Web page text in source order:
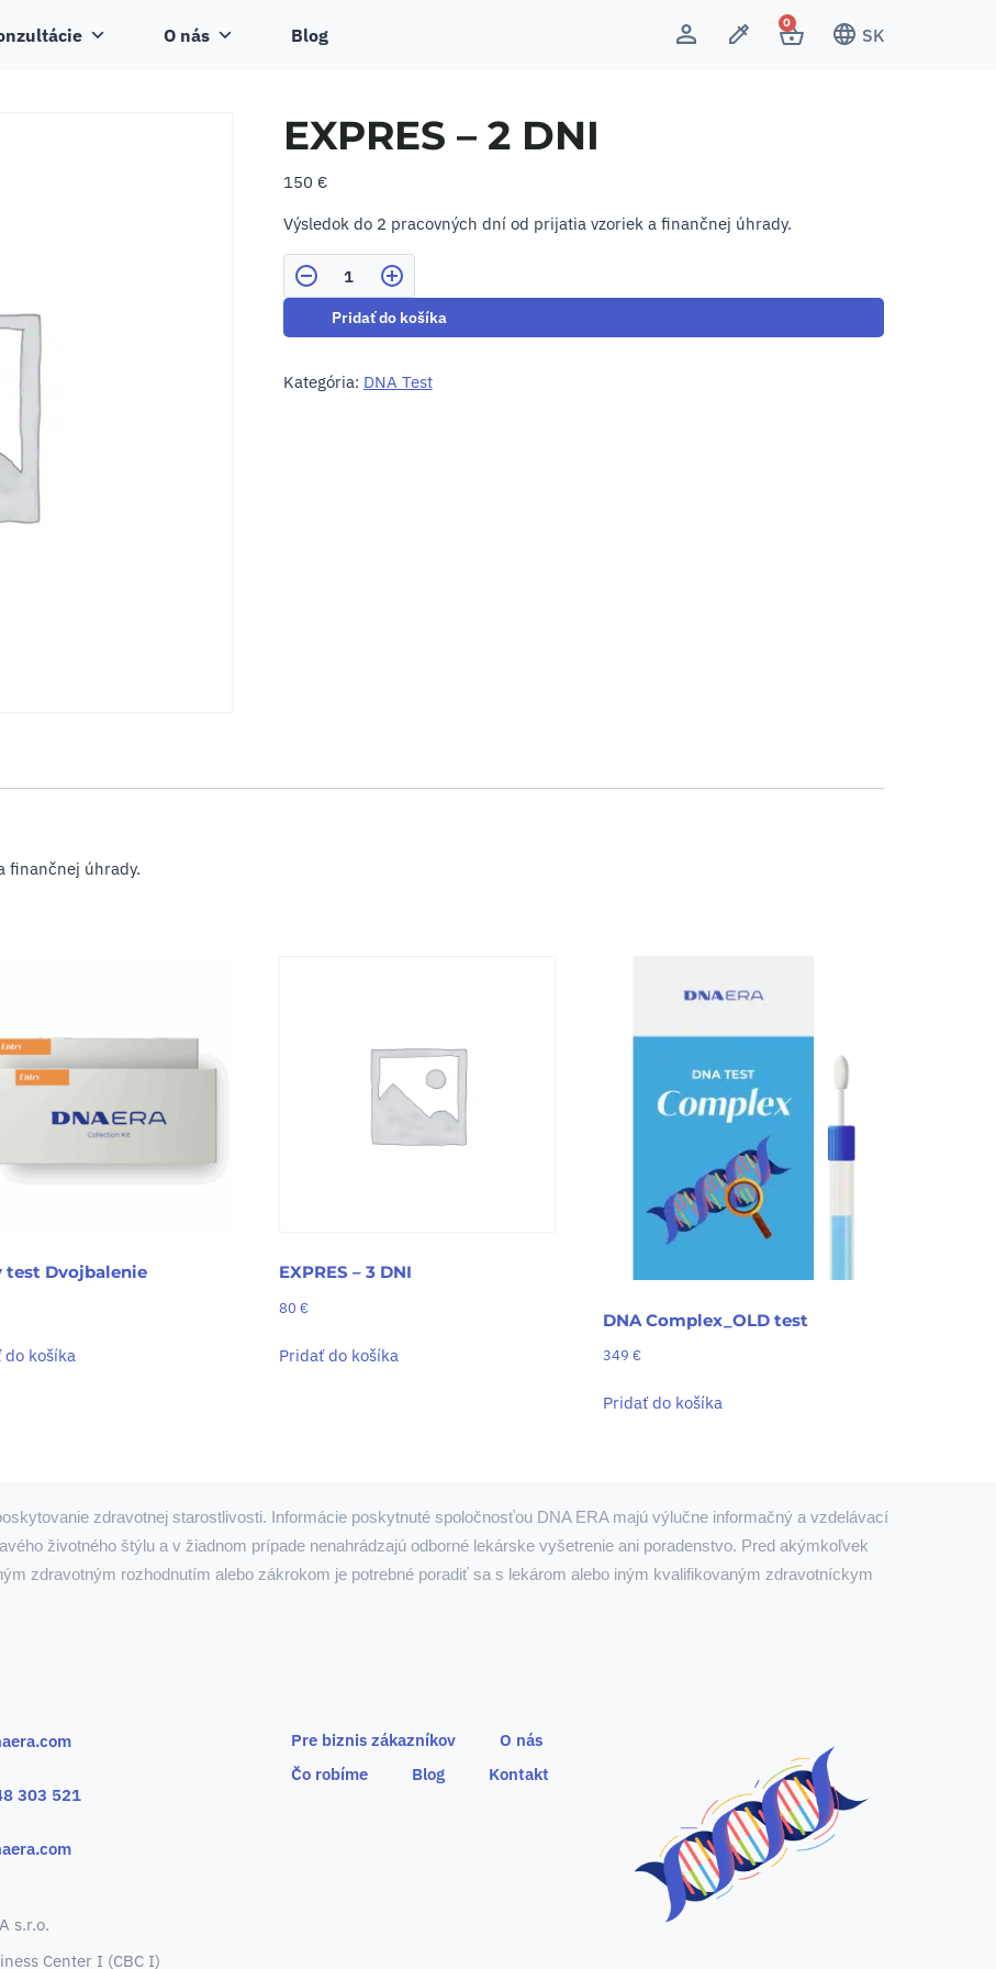
O nás Blog
0
SK
EXPRES – 2 DNI
150 €
Výsledok do 2 pracovných dní od prijatia vzoriek a finančnej úhrady.
Počet
Pridať do košíka
Kategória: DNA Test
finančnej úhrady.
test Dvojbalenie
do košíka
EXPRES – 3 DNI
80€
Pridať do košíka
DNA Complex_OLD test
349€
Pridať do košíka
zdravotnej starostlivosti. Informácie poskytnuté spoločnosťou DNA ERA majú výlučne informačný a vzdelávací
životného štýlu a v žiadnom prípade nenahrádzajú odborné lekárske vyšetrenie ani poradenstvo. Pred akýmkoľvek
zdravotným rozhodnutím alebo zákrokom je potrebné poradiť sa s lekárom alebo iným kvalifikovaným zdravotníckym
303 521
s.r.o.
Center I (CBC I)
Pre biznis zákazníkov
O nás
Čo robíme
Blog Kontakt